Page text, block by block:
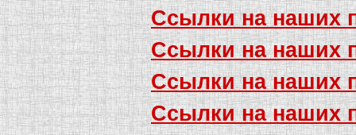
Ссылки на наших
Ссылки на наших
Ссылки на наших
Ссылки на наших